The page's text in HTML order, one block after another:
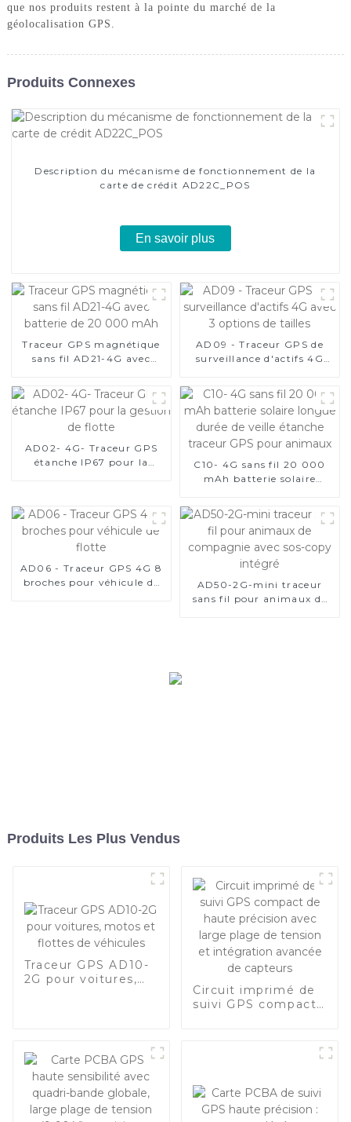
que nos produits restent à la pointe du marché de la
géolocalisation GPS.
Produits Connexes
Description du mécanisme de fonctionnement de la
carte de crédit AD22C_POS
En savoir plus
Traceur GPS magnétique
sans fil AD21-4G avec
AD09 - Traceur GPS de
surveillance d'actifs 4G
AD02- 4G- Traceur GPS
étanche IP67 pour la
C10- 4G sans fil 20 000
mAh batterie solaire
étanche traceur GPS pour
animaux
AD06 - Traceur GPS 4G 8
broches pour véhicule de
AD50-2G-mini traceur
sans fil pour animaux de
Produits Les Plus Vendus
Traceur GPS AD10-
2G pour voitures,
Circuit imprimé de
suivi GPS compact
intégration avancée